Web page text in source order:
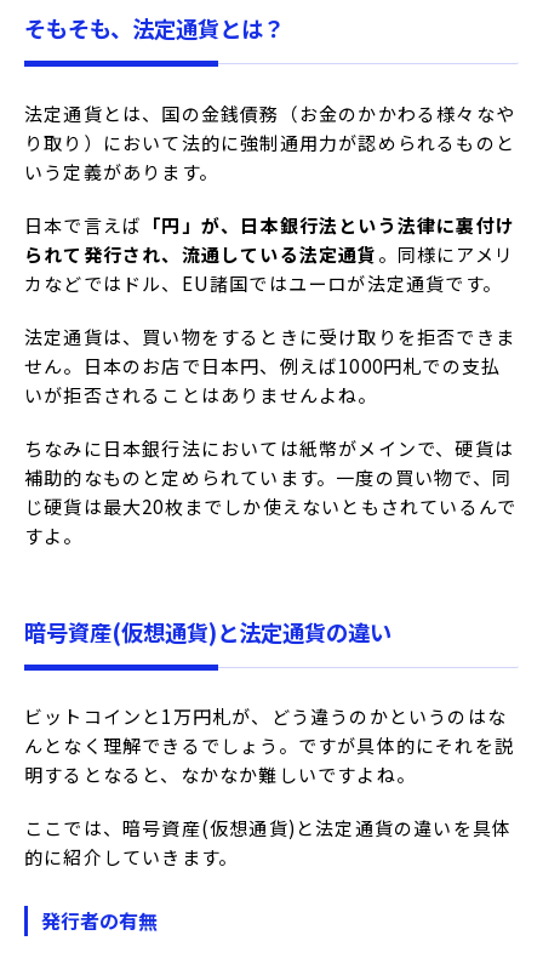
そもそも、法定通貨とは？
法定通貨とは、国の金銭債務（お金のかかわる様々なや
り取り）において法的に強制通用力が認められるものと
いう定義があります。
日本で言えば 「円」が、日本銀行法という法律に裏付け
られて発行され、流通している法定通貨。同様にアメリ
カなどではドル、EU諸国ではユーロが法定通貨です。
法定通貨は、買い物をするときに受け取りを拒否できま
せん。日本のお店で日本円、例えば1000円札での支払
いが拒否されることはありませんよね。
ちなみに日本銀行法においては紙幣がメインで、硬貨は
補助的なものと定められています。一度の買い物で、同
じ硬貨は最大20枚までしか使えないともされているんで
すよ。
暗号資産(仮想通貨)と法定通貨の違い
ビットコインと1万円札が、どう違うのかというのはな
んとなく理解できるでしょう。ですが具体的にそれを説
明するとなると、なかなか難しいですよね。
ここでは、暗号資産(仮想通貨)と法定通貨の違いを具体
的に紹介していきます。
発行者の有無